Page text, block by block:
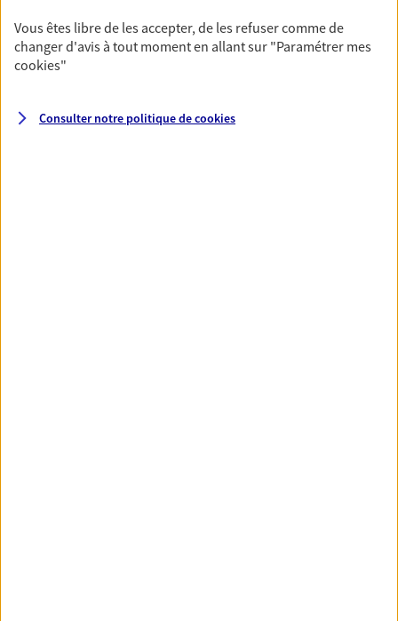
Découvrir l'offre Retraite
contrat prévoyance. Préservez vos proches en cas
Vous êtes libre de les accepter, de les refuser comme de
changer d'avis à tout moment en allant sur "Paramétrer mes
cookies"
Consulter notre politique decookies